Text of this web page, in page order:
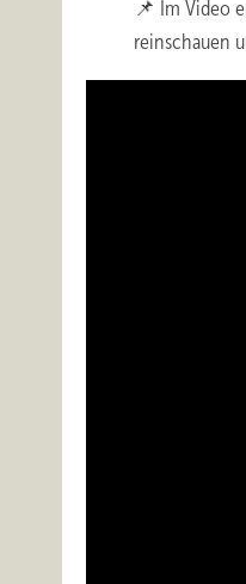
📌 Im Video
reinschauen